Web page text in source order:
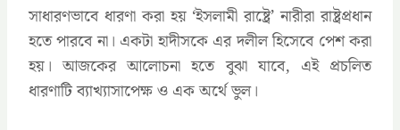
সাধারণভাবে ধারণা করা হয় ‘ইসলামী রাষ্ট্রে’ নারীরা রাষ্ট্রপ্রধান
হতে পারবে না। একটা হাদীসকে এর দলীল হিসেবে পেশ করা
হয়। আজকের আলোচনা হতে বুঝা যাবে, এই প্রচলিত
ধারণাটি ব্যাখ্যাসাপেক্ষ ও এক অর্থে ভুল।